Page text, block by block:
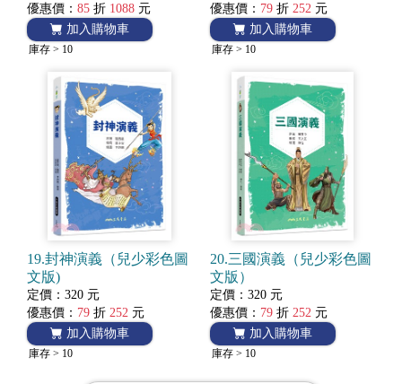
優惠價： 85 折 1088 元
加入購物車
庫存 > 10
優惠價： 79 折 252 元
加入購物車
庫存 > 10
19.封神演義（兒少彩色圖
文版)
定價：320 元
優惠價： 79 折 252 元
加入購物車
庫存 > 10
20.三國演義（兒少彩色圖
文版）
定價：320 元
優惠價： 79 折 252 元
加入購物車
庫存 > 10